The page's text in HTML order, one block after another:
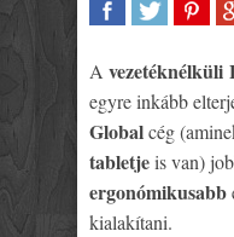
A vezetéknélküli
egyre inkább
Globalcég
tabletjeis van)
ergonómikusabb
kialakítani.